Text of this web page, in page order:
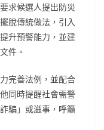
求候選人提出防災
脫傳統做法，引入
升預警能力，並建
件。
完善法例，並配合
同時提醒社會需警
騙」或滋事，呼籲